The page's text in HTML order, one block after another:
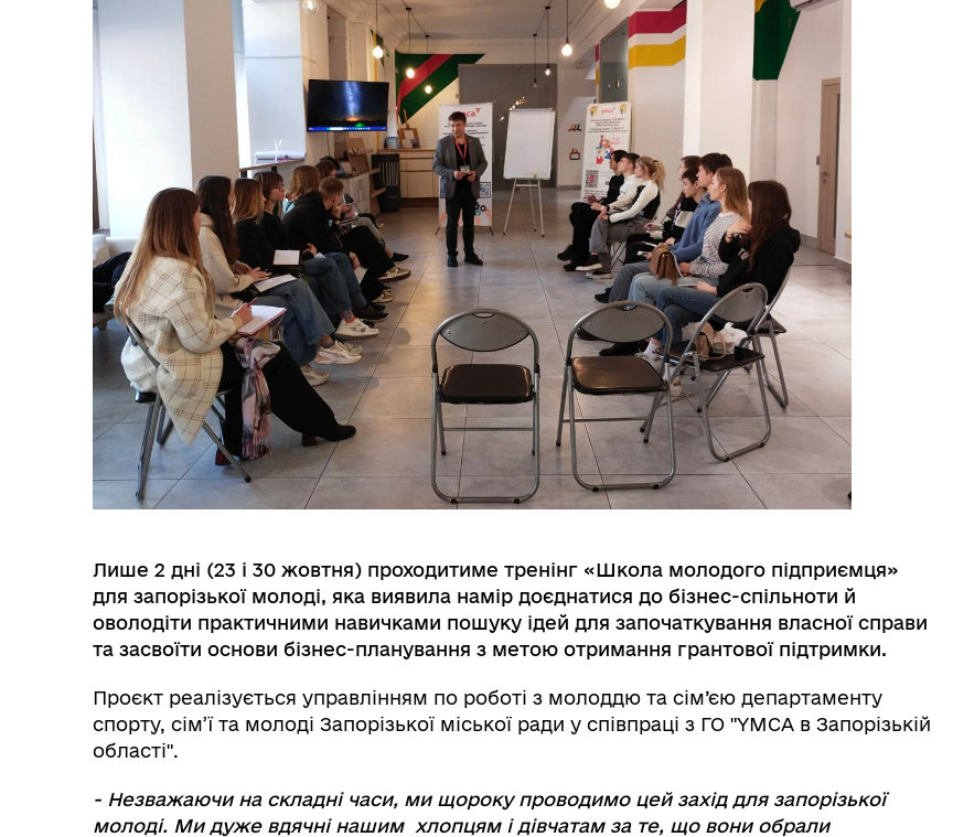
МІСТОБУДУВАННЯ
Я - ВЕТЕРАН
ГУМАНІТАРНА СФЕРА
КУЛЬТУРА
ТУРИСТИЧНИЙ ПОРТАЛ
Лише 2 дні (23 і 30 жовтня) проходитиме тренінг «Школа молодого підприємця»
для запорізької молоді, яка виявила намір доєднатися до бізнес-спільноти й
оволодіти практичними навичками пошуку ідей для започаткування власної справи
та засвоїти основи бізнес-планування з метою отримання грантової підтримки.
Проєкт реалізується управлінням по роботі з молоддю та сім’єю департаменту
спорту, сім’ї та молоді Запорізької міської ради у співпраці з ГО "YMCA в Запорізькій
області".
- Незважаючи на складні часи, ми щороку проводимо цей захід для запорізької
молоді. Ми дуже вдячні нашим хлопцям і дівчатам за те, що вони обрали